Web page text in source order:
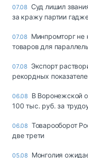
07.08 Суд лишил
за кражу партии
07.08 Минпромторг не
товаров для
07.08 Экспорт
рекордных
06.08 В Воронежской
100 тыс. руб. за
06.08 Товарооборот
две трети
05.08 Монголия